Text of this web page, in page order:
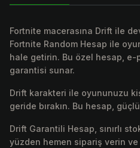
Fortnite macerasına Drift ile
Fortnite Random Hesap ile
hale getirin. Bu özel hesap, e-
garantisi sunar.
Drift karakteri ile oyununuzu
geride bırakın. Bu hesap,
Drift Garantili Hesap, sınırlı
yüzden hemen sipariş verin ve